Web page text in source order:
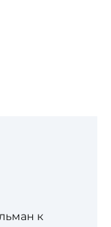
к